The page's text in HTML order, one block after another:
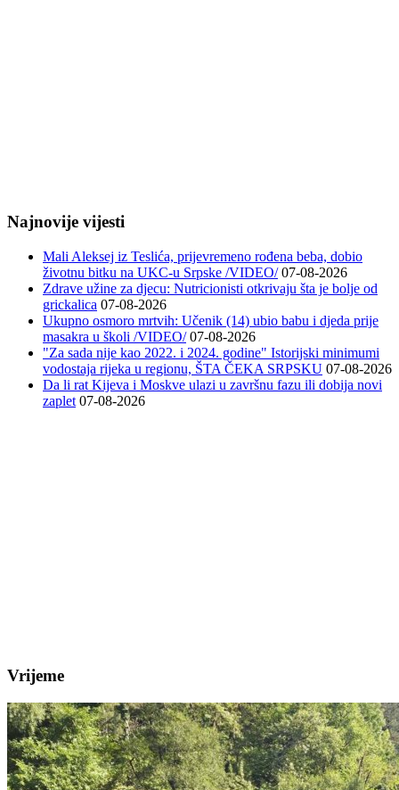
Najnovije vijesti
Mali Aleksej iz Teslića, prijevremeno rođena beba, dobio
životnu bitku na UKC-u Srpske /VIDEO/ 07-08-2026
Zdrave užine za djecu: Nutricionisti otkrivaju šta je bolje od
grickalica 07-08-2026
Ukupno osmoro mrtvih: Učenik (14) ubio babu i djeda prije
masakra u školi /VIDEO/ 07-08-2026
"Za sada nije kao 2022. i 2024. godine" Istorijski minimumi
vodostaja rijeka u regionu, ŠTA ČEKA SRPSKU 07-08-2026
Da li rat Kijeva i Moskve ulazi u završnu fazu ili dobija novi
zaplet 07-08-2026
Vrijeme